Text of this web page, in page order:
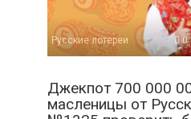
Русские лотереи 0
Джекпот 700 000
масленицы от